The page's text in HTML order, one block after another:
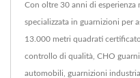
Con oltre 30 anni di
specializzata in guarnizioni per
13.000 metri quadrati
controllo di qualità, CHO
automobili, guarnizioni